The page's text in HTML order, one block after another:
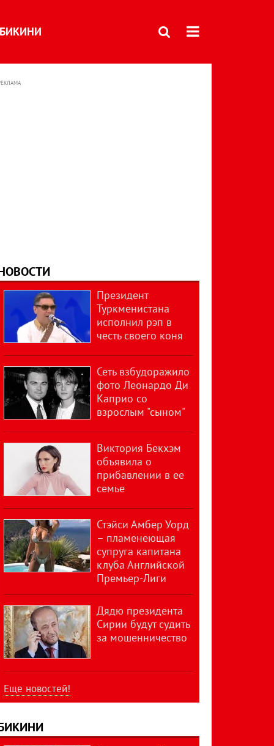
БИКИНИ
Президент
Туркменистана
исполнил рэп в
честь своего коня
Сеть взбудоражило
фото Леонардо Ди
Каприо со
взрослым "сыном"
Виктория Бекхэм
объявила о
прибавлении в ее
семье
Стэйси Амбер Уорд
– пламенеющая
супруга капитана
клуба Английской
Премьер-Лиги
Дядю президента
Сирии будут судить
за мошенничество
Еще новостей!